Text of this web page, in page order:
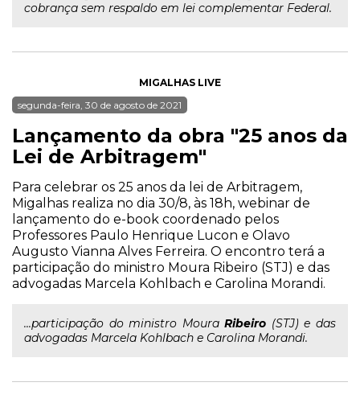
cobrança sem respaldo em lei complementar Federal.
MIGALHAS LIVE
segunda-feira, 30 de agosto de 2021
Lançamento da obra "25 anos da
Lei de Arbitragem"
Para celebrar os 25 anos da lei de Arbitragem,
Migalhas realiza no dia 30/8, às 18h, webinar de
lançamento do e-book coordenado pelos
Professores Paulo Henrique Lucon e Olavo
Augusto Vianna Alves Ferreira. O encontro terá a
participação do ministro Moura Ribeiro (STJ) e das
advogadas Marcela Kohlbach e Carolina Morandi.
...participação do ministro MouraRibeiro (STJ) e das
advogadas Marcela Kohlbach e Carolina Morandi.